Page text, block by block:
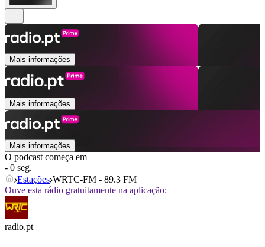
Mais informações
Mais informações
Mais informações
O podcast começa em
- 0 seg.
Estações WRTC-FM - 89.3 FM
Ouve esta rádio gratuitamente na aplicação:
radio.pt